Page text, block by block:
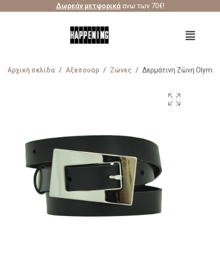
Δωρεάν μετφορικάανω των 70€!
Αρχική σελίδα / Αξεσουάρ / Ζώνες / Δερμάτινη Ζώνη